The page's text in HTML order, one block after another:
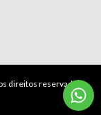
direitos reservados.